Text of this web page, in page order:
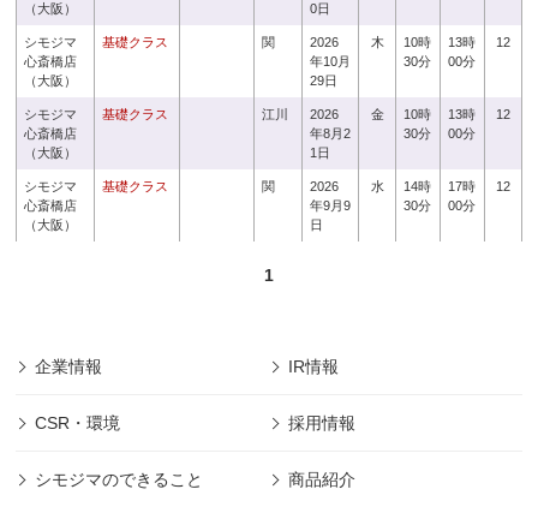
（大阪）
0日
シモジマ
心斎橋店
（大阪）
基礎クラス 関
2026
年10月
29日
木
10時
30分
13時
00分
12
シモジマ
心斎橋店
（大阪）
基礎クラス 江川
2026
年8月2
1日
金
10時
30分
13時
00分
12
シモジマ
心斎橋店
（大阪）
基礎クラス 関
2026
年9月9
日
水
14時
30分
17時
00分
12
1
企業情報 IR情報
CSR・環境 採用情報
シモジマのできること 商品紹介